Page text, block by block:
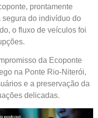
prontamente
do indivíduo do
o fluxo de veículos foi
da Ecoponte
na Ponte Rio-Niterói,
e a preservação da
delicadas.